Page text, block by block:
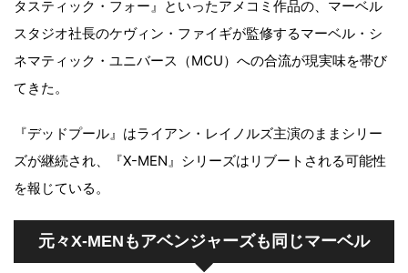
タスティック・フォー』といったアメコミ作品の、マーベル
スタジオ社長のケヴィン・ファイギが監修するマーベル・シ
ネマティック・ユニバース（MCU）への合流が現実味を帯び
てきた。
『デッドプール』はライアン・レイノルズ主演のままシリー
ズが継続され、『X-MEN』シリーズはリブートされる可能性
を報じている。
元々X-MENもアベンジャーズも同じマーベル